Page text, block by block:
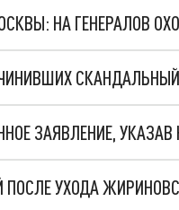
НА ГЕНЕРАЛОВ
УХОДА